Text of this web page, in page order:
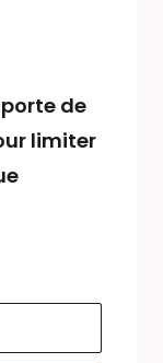
de
limiter